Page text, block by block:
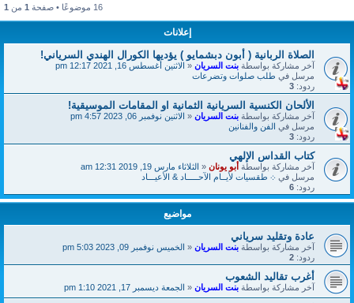
16 موضوعًا • صفحة 1 من 1
إعلانات
الصلاة الربانية ( أبون دبشمايو ) يؤديها الكورال الهندي السرياني!
آخر مشاركة بواسطة بنت السريان « الاثنين أغسطس 16, 2021 12:17 pm
مرسل في طلب صلوات وتضرعات
ردود: 3
الألحان الكنسية السريانية الثمانية او المقامات الموسيقية!
آخر مشاركة بواسطة بنت السريان « الاثنين نوفمبر 06, 2023 4:57 pm
مرسل في الفن والفنانين
ردود: 3
كتاب القداس الإلهي
آخر مشاركة بواسطة أبو يونان « الثلاثاء مارس 19, 2019 12:31 am
مرسل في ܀ طقسيات لأيــام الآحـــــاد & الأعيـــاد
ردود: 6
مواضيع
عادة وتقليد سرياني
آخر مشاركة بواسطة بنت السريان « الخميس نوفمبر 09, 2023 5:03 pm
ردود: 2
أغرب تقاليد الشعوب
آخر مشاركة بواسطة بنت السريان « الجمعة ديسمبر 17, 2021 1:10 pm